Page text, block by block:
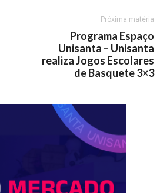
Próxima matéria
Programa Espaço
Unisanta – Unisanta
realiza Jogos Escolares
de Basquete 3×3